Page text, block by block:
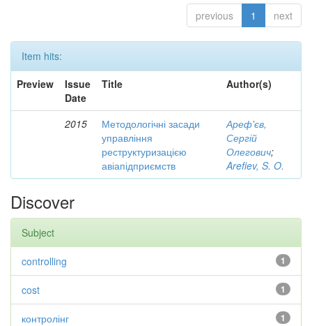
previous 1 next
Item hits:
Preview
Issue
Date
Title Author(s)
2015
Методологічні засади
управління
реструктуризацією
авіапідприємств
Ареф'єв,
Сергій
Олегович;
Arefiev, S. O.
Discover
Subject
1
controlling
1
cost
1
контролінг